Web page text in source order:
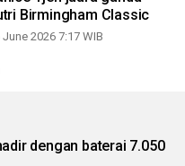
Birmingham Classic
June 2026 7:17 WIB
dengan baterai 7.050